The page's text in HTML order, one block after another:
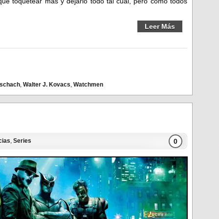
Leer Más
, Walter J. Kovacs, Watchmen
, Series 0